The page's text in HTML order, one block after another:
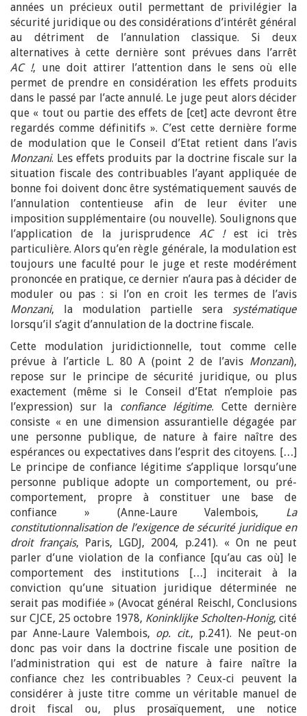
années un précieux outil permettant de privilégier la
sécurité juridique ou des considérations d’intérêt général
au détriment de l’annulation classique. Si deux
alternatives à cette dernière sont prévues dans l’arrêt
AC !, une doit attirer l’attention dans le sens où elle
permet de prendre en considération les effets produits
dans le passé par l’acte annulé. Le juge peut alors décider
que « tout ou partie des effets de [cet] acte devront être
regardés comme définitifs ». C’est cette dernière forme
de modulation que le Conseil d’Etat retient dans l’avis
Monzani. Les effets produits par la doctrine fiscale sur la
situation fiscale des contribuables l’ayant appliquée de
bonne foi doivent donc être systématiquement sauvés de
l’annulation contentieuse afin de leur éviter une
imposition supplémentaire (ou nouvelle). Soulignons que
l’application de la jurisprudence AC !est ici très
particulière. Alors qu’en règle générale, la modulation est
toujours une faculté pour le juge et reste modérément
prononcée en pratique, ce dernier n’aura pas à décider de
moduler ou pas : si l’on en croit les termes de l’avis
Monzani, la modulation partielle sera systématique
lorsqu’il s’agit d’annulation de la doctrine fiscale.
Cette modulation juridictionnelle, tout comme celle
prévue à l’article L. 80 A (point 2 de l’avis Monzani),
repose sur le principe de sécurité juridique, ou plus
exactement (même si le Conseil d’Etat n’emploie pas
l’expression) sur la confiance légitime. Cette dernière
consiste « en une dimension assurantielle dégagée par
une personne publique, de nature à faire naître des
espérances ou expectatives dans l’esprit des citoyens. […]
Le principe de confiance légitime s’applique lorsqu’une
personne publique adopte un comportement, ou pré-
comportement, propre à constituer une base de
confiance » (Anne-Laure Valembois, La
constitutionnalisation de l’exigence de sécurité juridique en
droit français, Paris, LGDJ, 2004, p.241). « On ne peut
parler d’une violation de la confiance [qu’au cas où] le
comportement des institutions […] inciterait à la
conviction qu’une situation juridique déterminée ne
serait pas modifiée » (Avocat général Reischl, Conclusions
sur CJCE, 25 octobre 1978, Koninklijke Scholten-Honig, cité
par Anne-Laure Valembois, op. cit., p.241). Ne peut-on
donc pas voir dans la doctrine fiscale une position de
l’administration qui est de nature à faire naître la
confiance chez les contribuables ? Ceux-ci peuvent la
considérer à juste titre comme un véritable manuel de
droit fiscal ou, plus prosaïquement, une notice